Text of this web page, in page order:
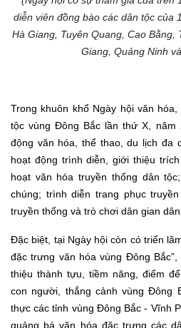
diễn viên đồng bào các dân tộc của
Hà Giang, Tuyên Quang, Cao Bằng,
Giang, Quảng Ninh
Trong khuôn khổ Ngày hội văn
tộc vùng Đông Bắc lần thứ X, năm
động văn hóa, thể thao, du lịch đa
hoạt động trình diễn, giới thiệu
hoạt văn hóa truyền thống dân
chúng; trình diễn trang phục
truyền thống và trò chơi dân gian
Đặc biệt, tại Ngày hội còn có triển
đặc trưng văn hóa vùng Đông
thiệu thành tựu, tiềm năng, điểm
con người, thắng cảnh vùng Đông
thực các tỉnh vùng Đông Bắc - Vĩnh
quảng bá văn hóa đặc trưng các